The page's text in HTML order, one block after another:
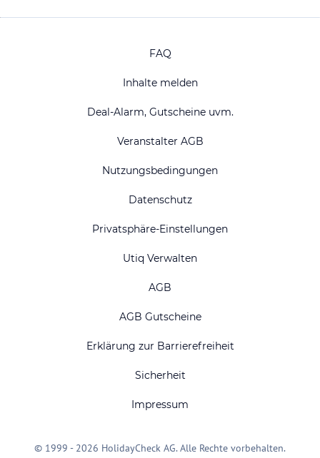
FAQ
Inhalte melden
Deal-Alarm, Gutscheine uvm.
Veranstalter AGB
Nutzungsbedingungen
Datenschutz
Privatsphäre-Einstellungen
Utiq Verwalten
AGB
AGB Gutscheine
Erklärung zur Barrierefreiheit
Sicherheit
Impressum
© 1999 - 2026 HolidayCheck AG. Alle Rechte vorbehalten.